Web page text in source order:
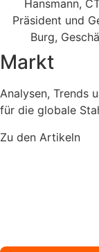
Markt
Analysen, Trends
für die globale
Zu den Artikeln